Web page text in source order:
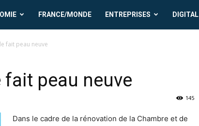
FRANCE/MONDE ENTREPRISES DIGITAL
fait peau neuve
fait peau neuve
145
Dans le cadre de la rénovation de la Chambre et de